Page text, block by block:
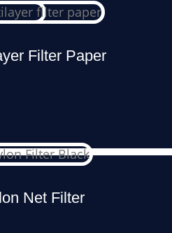
Filter Paper
Net Filter